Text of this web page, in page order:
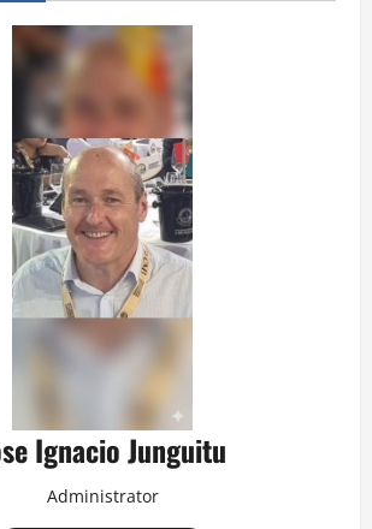
Ignacio Junguitu
Administrator